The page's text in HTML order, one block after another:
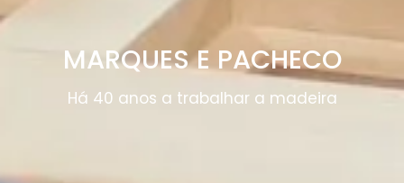
MARQUES E PACHECO
Há 40 anos a trabalhar a madeira